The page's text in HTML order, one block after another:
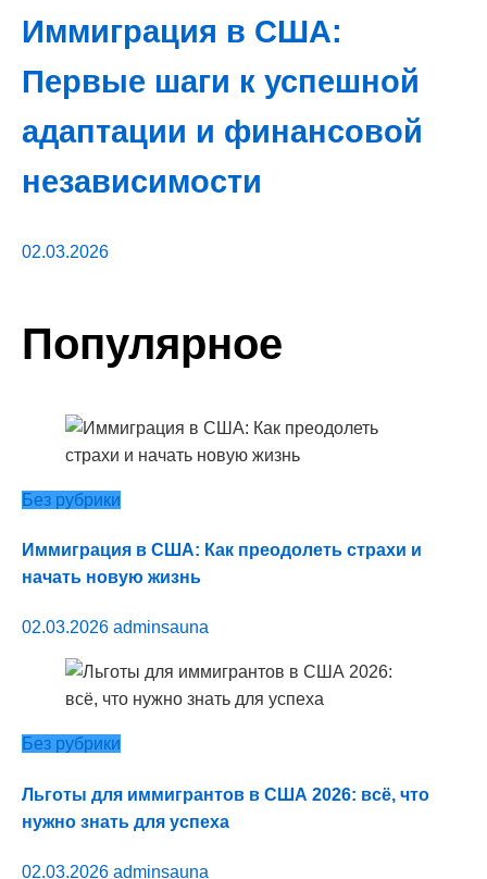
Иммиграция в США:
Первые шаги к успешной
адаптации и финансовой
независимости
02.03.2026
Популярное
Без рубрики
Иммиграция в США: Как преодолеть страхи и
начать новую жизнь
02.03.2026 adminsauna
Без рубрики
Льготы для иммигрантов в США 2026: всё, что
нужно знать для успеха
02.03.2026 adminsauna